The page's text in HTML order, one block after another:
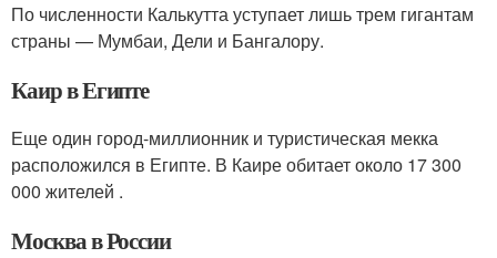
По численности Калькутта уступает лишь трем гигантам
страны — Мумбаи, Дели и Бангалору.
Каир в Египте
Еще один город-миллионник и туристическая мекка
расположился в Египте. В Каире обитает около 17 300
000 жителей .
Москва в России